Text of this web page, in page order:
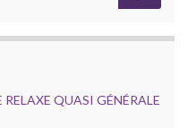
RELAXE QUASI GÉNÉRALE